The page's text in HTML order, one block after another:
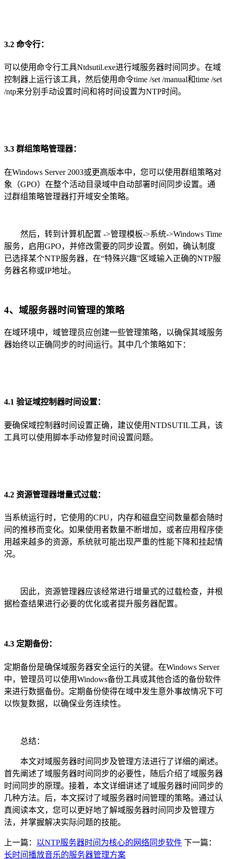
3.2 命令行：
可以使用命令行工具Ntdsutil.exe进行域服务器时间同步。在域
控制器上运行该工具，然后使用命令time /set /manual和time /set
/ntp来分别手动设置时间和将时间设置为NTP时间。
3.3 群组策略管理器：
在Windows Server 2003或更高版本中，您可以使用群组策略对
象（GPO）在整个活动目录域中自动部署时间同步设置。通
过群组策略管理器打开域安全策略。
然后，转到计算机配置 ->管理模板->系统->Windows Time
服务，启用GPO，并修改需要的同步设置。例如，确认制度
已选择某个NTP服务器，在“特殊兴趣”区域输入正确的NTP服
务器名称或IP地址。
4、域服务器时间管理的策略
在域环境中，域管理员应创建一些管理策略，以确保其域服务
器始终以正确同步的时间运行。其中几个策略如下：
4.1 验证域控制器时间设置：
要确保域控制器时间设置正确，建议使用NTDSUTIL工具，该
工具可以使用脚本手动修复时间设置问题。
4.2 资源管理器增量式过载：
当系统运行时，它使用的CPU，内存和磁盘空间数量都会随时
间的推移而变化。如果使用者数量不断增加，或者应用程序使
用越来越多的资源，系统就可能出现严重的性能下降和挂起情
况。
因此，资源管理器应该经常进行增量式的过载检查，并根
据检查结果进行必要的优化或者提升服务器配置。
4.3 定期备份：
定期备份是确保域服务器安全运行的关键。在Windows Server
中，管理员可以使用Windows备份工具或其他合适的备份软件
来进行数据备份。定期备份使得在域中发生意外事故情况下可
以恢复数据，以确保业务连续性。
总结：
本文对域服务器时间同步及管理方法进行了详细的阐述。
首先阐述了域服务器时间同步的必要性，随后介绍了域服务器
时间同步的原理。接着，本文详细讲述了域服务器时间同步的
几种方法。后，本文探讨了域服务器时间管理的策略。通过认
真阅读本文，您可以更好地了解域服务器时间同步及管理方
法，并掌握解决实际问题的技能。
上一篇： 以NTP服务器时间为核心的网络同步软件 下一篇：
长时间播放音乐的服务器管理方案